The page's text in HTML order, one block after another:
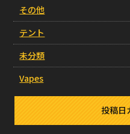
その他
テント
未分類
Vapes
投稿日